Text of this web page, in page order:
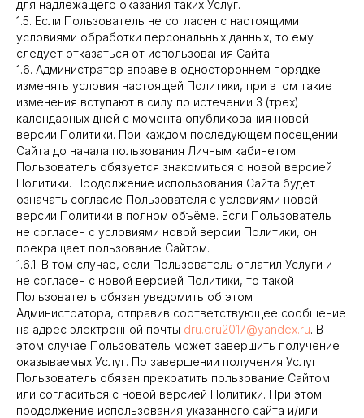
для надлежащего оказания таких Услуг.
1.5. Если Пользователь не согласен с настоящими
условиями обработки персональных данных, то ему
следует отказаться от использования Сайта.
1.6. Администратор вправе в одностороннем порядке
изменять условия настоящей Политики, при этом такие
изменения вступают в силу по истечении 3 (трех)
календарных дней с момента опубликования новой
версии Политики. При каждом последующем посещении
Сайта до начала пользования Личным кабинетом
Пользователь обязуется знакомиться с новой версией
Политики. Продолжение использования Сайта будет
означать согласие Пользователя с условиями новой
версии Политики в полном объёме. Если Пользователь
не согласен с условиями новой версии Политики, он
прекращает пользование Сайтом.
1.6.1. В том случае, если Пользователь оплатил Услуги и
не согласен с новой версией Политики, то такой
Пользователь обязан уведомить об этом
Администратора, отправив соответствующее сообщение
на адрес электронной почты dru.dru2017@yandex.ru. В
этом случае Пользователь может завершить получение
оказываемых Услуг. По завершении получения Услуг
Пользователь обязан прекратить пользование Сайтом
или согласиться с новой версией Политики. При этом
продолжение использования указанного сайта и/или